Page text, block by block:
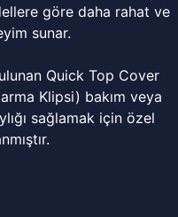
göre daha rahat ve
sunar.
Quick Top Cover
Klipsi) bakım veya
sağlamak için özel